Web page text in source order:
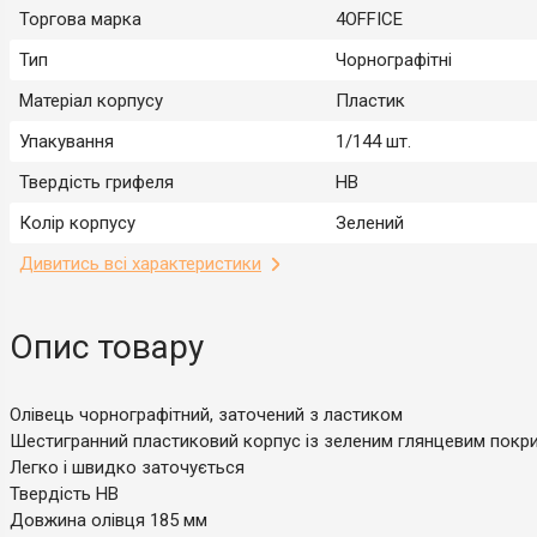
Торгова марка
4OFFICE
Тип
Чорнографітні
Матеріал корпусу
Пластик
Упакування
1/144 шт.
Твердість грифеля
HB
Колір корпусу
Зелений
Дивитись всі характеристики
Опис товару
Олівець чорнографітний, заточений з ластиком
Шестигранний пластиковий корпус із зеленим глянцевим
Легко і швидко заточується
Твердість НВ
Довжина олівця 185 мм